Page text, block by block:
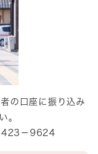
の口座に振り込み
。
－9624